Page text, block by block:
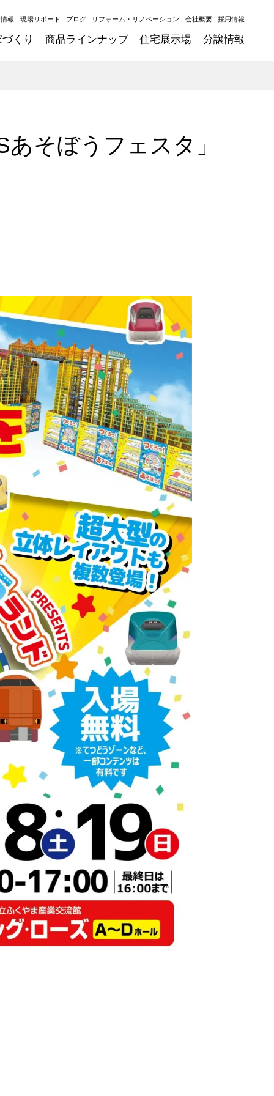
報 現場リポート ブログ リフォーム・リノベーション 会社概要 採用情報
くり 商品ラインナップ 住宅展示場 分譲情報
そぼうフェスタ」